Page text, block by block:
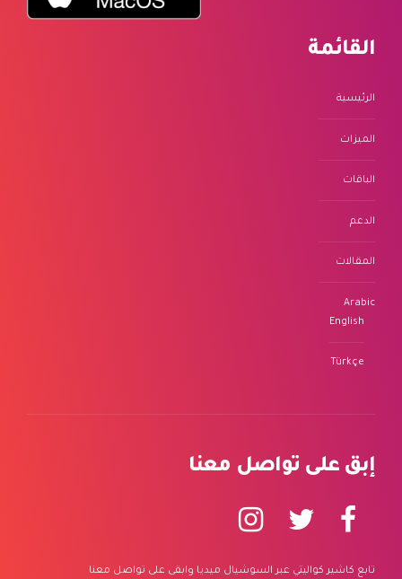
القائمة
الرئيسية
الميزات
الباقات
الدعم
المقالات
Arabic
English
Türkçe
إبق على تواصل معنا
تابع كاشير كواليتي عبر السوشيال ميديا وابقى على تواصل معنا